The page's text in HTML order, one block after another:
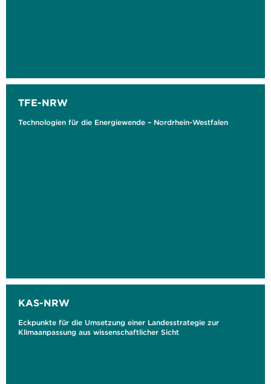
TFE-NRW
Technologien für die Energiewende – Nordrhein-Westfalen
KAS-NRW
Eckpunkte für die Umsetzung einer Landesstrategie zur
Klimaanpassung aus wissenschaftlicher Sicht